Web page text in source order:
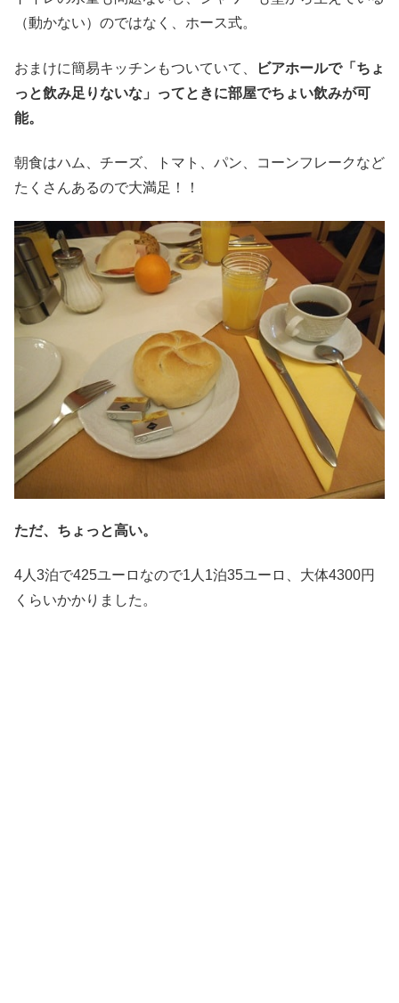
（動かない）のではなく、ホース式。
おまけに簡易キッチンもついていて、
ビアホールで「ちょ
っと飲み足りないな」ってときに部屋でちょい飲みが可
能。
朝食はハム、チーズ、トマト、パン、コーンフレークなど
たくさんあるので大満足！！
ただ、ちょっと高い。
4人3泊で425ユーロなので1人1泊35ユーロ、大体4300円
くらいかかりました。